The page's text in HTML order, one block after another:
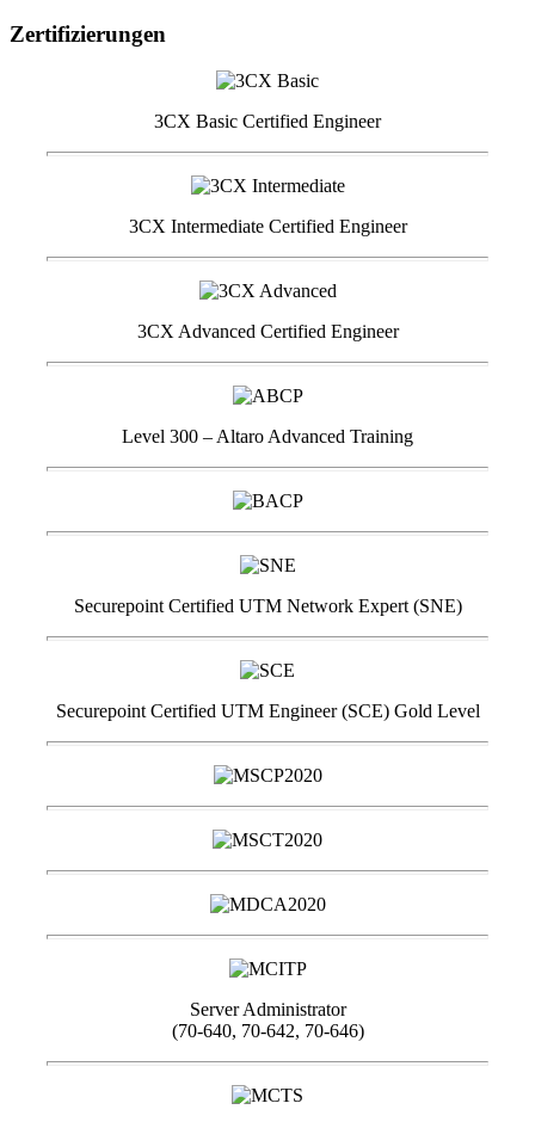
Zertifizierungen
3CX Basic Certified Engineer
3CX Intermediate Certified Engineer
3CX Advanced Certified Engineer
Level 300 – Altaro Advanced Training
Securepoint Certified UTM Network Expert (SNE)
Securepoint Certified UTM Engineer (SCE) Gold Level
Server Administrator
(70-640, 70-642, 70-646)